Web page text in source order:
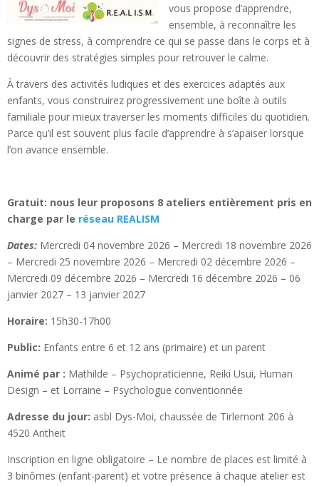
vous propose d’apprendre,
ensemble, à reconnaître les
signes de stress, à comprendre ce qui se passe dans le corps et à
découvrir des stratégies simples pour retrouver le calme.
À travers des activités ludiques et des exercices adaptés aux
enfants, vous construirez progressivement une boîte à outils
familiale pour mieux traverser les moments difficiles du quotidien.
Parce qu’il est souvent plus facile d’apprendre à s’apaiser lorsque
l’on avance ensemble.
Gratuit: nous leur proposons 8 ateliers entièrement pris en
charge par le réseau REALISM
Dates: Mercredi 04 novembre 2026 – Mercredi 18 novembre 2026
– Mercredi 25 novembre 2026 – Mercredi 02 décembre 2026 –
Mercredi 09 décembre 2026 – Mercredi 16 décembre 2026 – 06
janvier 2027 – 13 janvier 2027
Horaire: 15h30-17h00
Public: Enfants entre 6 et 12 ans (primaire) et un parent
Animé par : Mathilde – Psychopraticienne, Reiki Usui, Human
Design – et Lorraine – Psychologue conventionnée
Adresse du jour: asbl Dys-Moi, chaussée de Tirlemont 206 à
4520 Antheit
Inscription en ligne obligatoire – Le nombre de places est limité à
3 binômes (enfant-parent) et votre présence à chaque atelier est